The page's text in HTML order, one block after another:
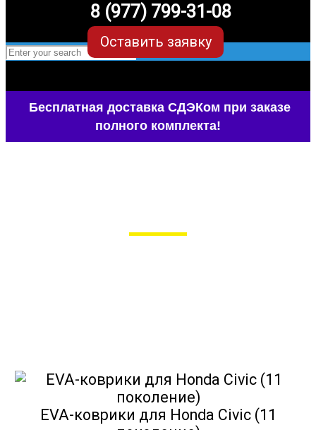
8 (977) 799-31-08
Оставить заявку
Бесплатная доставка СДЭКом при заказе
полного комплекта!
EVA-коврики для Honda Civic (11